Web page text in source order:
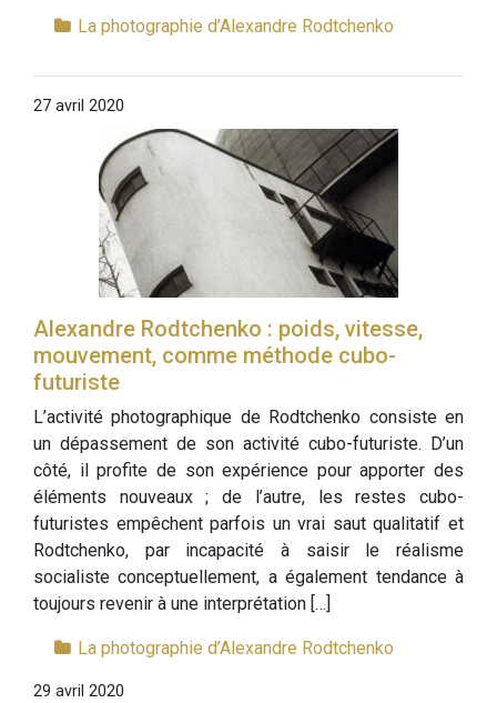
La photographie d’Alexandre Rodtchenko
27 avril 2020
Alexandre Rodtchenko : poids, vitesse,
mouvement, comme méthode cubo-
futuriste
L’activité photographique de Rodtchenko consiste en
un dépassement de son activité cubo-futuriste. D’un
côté, il profite de son expérience pour apporter des
éléments nouveaux ; de l’autre, les restes cubo-
futuristes empêchent parfois un vrai saut qualitatif et
Rodtchenko, par incapacité à saisir le réalisme
socialiste conceptuellement, a également tendance à
toujours revenir à une interprétation […]
La photographie d’Alexandre Rodtchenko
29 avril 2020